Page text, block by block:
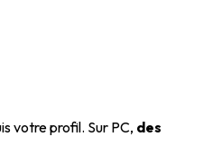
votre profil. Sur PC, des